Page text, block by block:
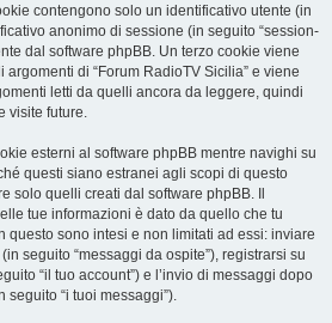
contengono solo un identificativo utente (in
anonimo di sessione (in seguito “session-
dal software phpBB. Un terzo cookie viene
di “Forum RadioTV Sicilia” e viene
letti da quelli ancora da leggere, quindi
visite future.
esterni al software phpBB mentre navighi su
questi siano estranei agli scopi di questo
solo quelli creati dal software phpBB. Il
tue informazioni è dato da quello che tu
questo sono intesi e non limitati ad essi: inviare
seguito “messaggi da ospite”), registrarsi su
“il tuo account”) e l’invio di messaggi dopo
seguito “i tuoi messaggi”).